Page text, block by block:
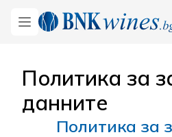
Open menu
BNKWines.bg
Политика за
данните
Политика за